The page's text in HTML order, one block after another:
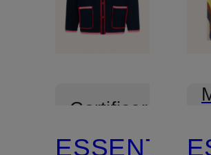
Certificeret
ESSENTIEL